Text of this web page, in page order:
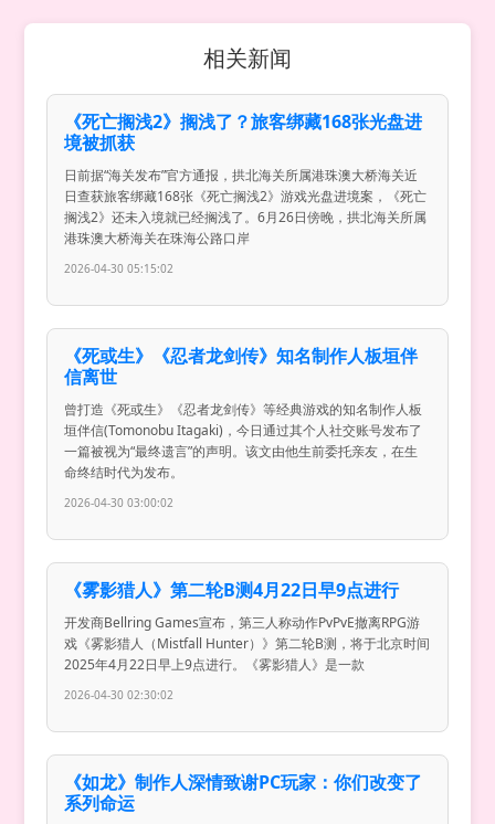
相关新闻
《死亡搁浅2》搁浅了？旅客绑藏168张光盘进
境被抓获
日前据“海关发布”官方通报，拱北海关所属港珠澳大桥海关近
日查获旅客绑藏168张《死亡搁浅2》游戏光盘进境案，《死亡
搁浅2》还未入境就已经搁浅了。6月26日傍晚，拱北海关所属
港珠澳大桥海关在珠海公路口岸
2026-04-30 05:15:02
《死或生》《忍者龙剑传》知名制作人板垣伴
信离世
曾打造《死或生》《忍者龙剑传》等经典游戏的知名制作人板
垣伴信(Tomonobu Itagaki)，今日通过其个人社交账号发布了
一篇被视为“最终遗言”的声明。该文由他生前委托亲友，在生
命终结时代为发布。
2026-04-30 03:00:02
《雾影猎人》第二轮B测4月22日早9点进行
开发商Bellring Games宣布，第三人称动作PvPvE撤离RPG游
戏《雾影猎人（Mistfall Hunter）》第二轮B测，将于北京时间
2025年4月22日早上9点进行。《雾影猎人》是一款
2026-04-30 02:30:02
《如龙》制作人深情致谢PC玩家：你们改变了
系列命运